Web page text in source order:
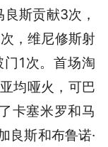
斯贡献3次，
，维尼修斯射
1次。首场淘
均哑火，可巴
卡塞米罗和马
良斯和布鲁诺·